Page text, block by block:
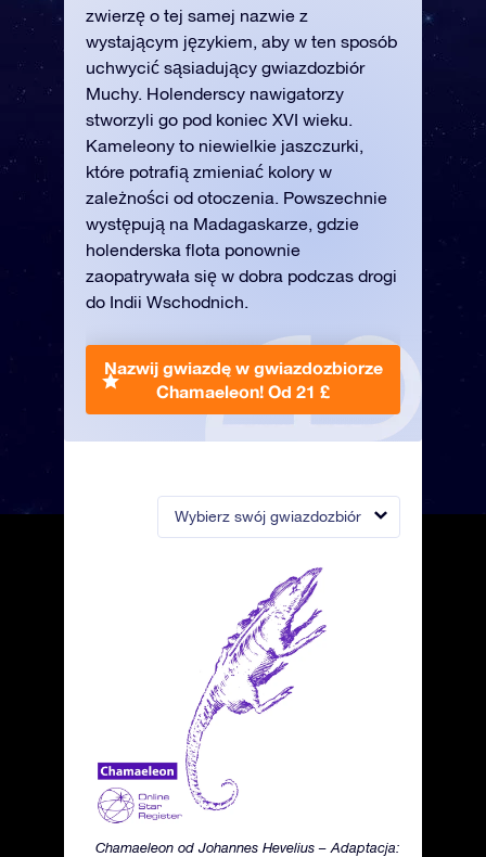
Wybierz swój gwiazdozbiór
Chamaeleon od Johannes Hevelius – Adaptacja:
zwierzę o tej samej nazwie z
wystającym językiem, aby w ten sposób
uchwycić sąsiadujący gwiazdozbiór
Muchy. Holenderscy nawigatorzy
stworzyli go pod koniec XVI wieku.
Kameleony to niewielkie jaszczurki,
które potrafią zmieniać kolory w
zależności od otoczenia. Powszechnie
występują na Madagaskarze, gdzie
holenderska flota ponownie
zaopatrywała się w dobra podczas drogi
do Indii Wschodnich.
Nazwij gwiazdę w gwiazdozbiorze
Chamaeleon! Od 21 £